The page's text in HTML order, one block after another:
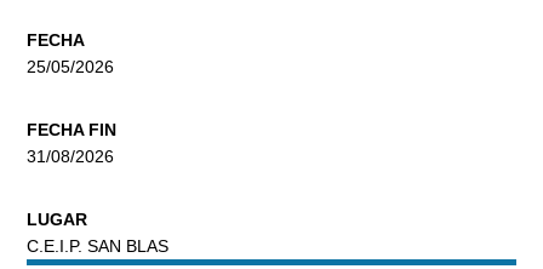
FECHA
25/05/2026
FECHA FIN
31/08/2026
LUGAR
C.E.I.P. SAN BLAS